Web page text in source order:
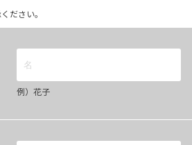
ださい。
例）花子